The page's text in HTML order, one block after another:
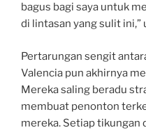
bagus bagi saya untuk
di lintasan yang sulit ini,”
Pertarungan sengit
Valencia pun akhirnya
Mereka saling beradu
membuat penonton
mereka. Setiap tikungan